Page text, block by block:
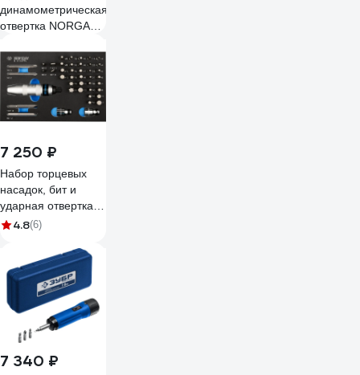
динамометрическая
отвертка NORGAU
052099004
7 250 ₽
Набор торцевых
насадок, бит и
ударная отвертка,
ложемент, 43шт
4.8(6)
7 340 ₽